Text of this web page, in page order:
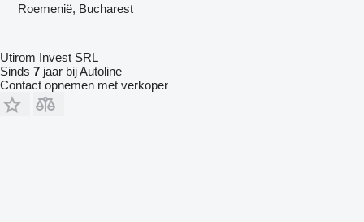
Roemenië, Bucharest
Utirom Invest SRL
Sinds 7 jaar bij Autoline
Contact opnemen met verkoper